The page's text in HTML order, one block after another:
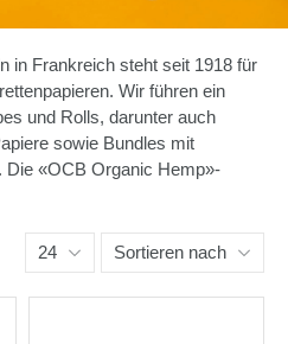
in Frankreich steht seit 1918 für
Wir führen ein
und Rolls, darunter auch
sowie Bundles mit
Die «OCB Organic Hemp»-
24 Sortieren nach